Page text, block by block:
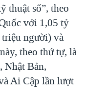
thuật số”, theo
với 1,05 tỷ
người) và
theo thứ tự, là
Nhật Bản,
Ai Cập lần lượt